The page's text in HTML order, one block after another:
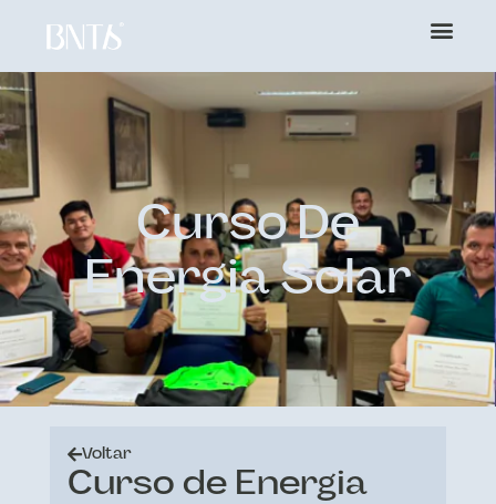
Curso De
Energia Solar
Voltar
Curso de Energia